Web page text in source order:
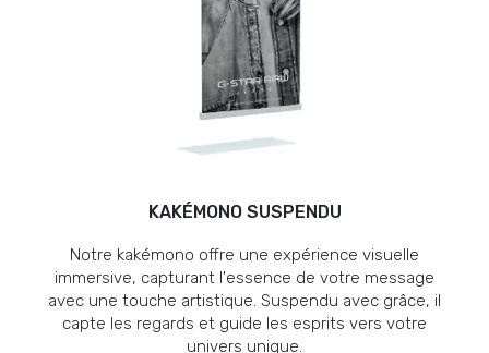
KAKÉMONO SUSPENDU
Notre kakémono offre une expérience visuelle
immersive, capturant l'essence de votre message
avec une touche artistique. Suspendu avec grâce, il
capte les regards et guide les esprits vers votre
univers unique.